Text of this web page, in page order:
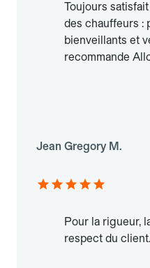
Toujours
des chauffeurs :
bienveillants et
recommande
Jean Gregory M.
Pour la rigueur,
respect du client.